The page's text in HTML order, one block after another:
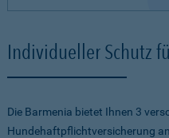
Individueller Schutz
Die Barmenia bietet Ihnen 3
Hundehaftpflichtversicherung